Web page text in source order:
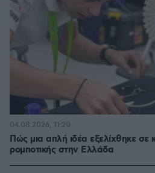
Πώς μια απλή ιδέα εξελίχθηκε σε
ρομποτικής στην Ελλάδα
04.08.2026, 11:20